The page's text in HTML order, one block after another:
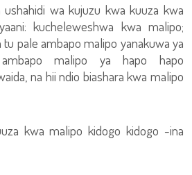
ushahidi wa kujuzu kwa kuuza kwa
kucheleweshwa kwa malipo;
tu pale ambapo malipo yanakuwa ya
malipo ya hapo hapo
na hii ndio biashara kwa malipo
kwa malipo kidogo kidogo -ina